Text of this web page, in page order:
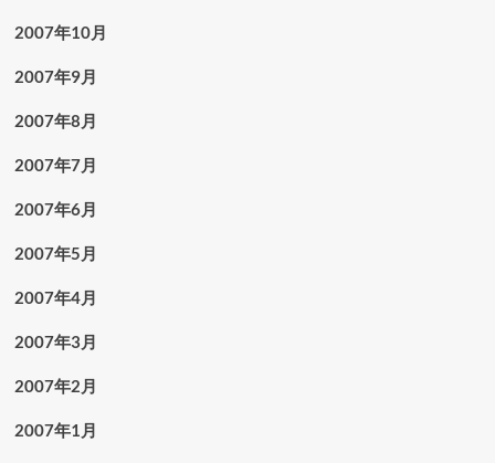
2007年10月
2007年9月
2007年8月
2007年7月
2007年6月
2007年5月
2007年4月
2007年3月
2007年2月
2007年1月